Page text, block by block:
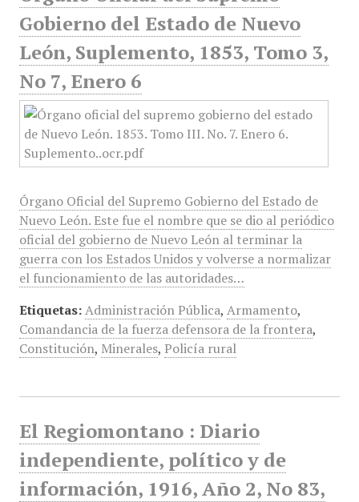
Gobierno del Estado de Nuevo
León, Suplemento, 1853, Tomo 3,
No 7, Enero 6
Órgano Oficial del Supremo Gobierno del Estado de
Nuevo León. Este fue el nombre que se dio al periódico
oficial del gobierno de Nuevo León al terminar la
guerra con los Estados Unidos y volverse a normalizar
el funcionamiento de las autoridades…
Etiquetas: Administración Pública, Armamento,
Comandancia de la fuerza defensora de la frontera,
Constitución, Minerales, Policía rural
El Regiomontano : Diario
independiente, político y de
información, 1916, Año 2, No 83,